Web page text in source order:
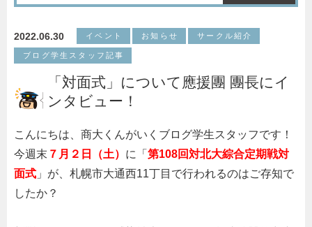
2022.06.30 イベント お知らせ サークル紹介
ブログ学生スタッフ記事
「対面式」について應援團 團長にイ
ンタビュー！
こんにちは、商大くんがいくブログ学生スタッフです！
今週末 ７月２日（土） に「 第108回対北大綜合定期戦対
面式 」が、札幌市大通西11丁目で行われるのはご存知で
したか？